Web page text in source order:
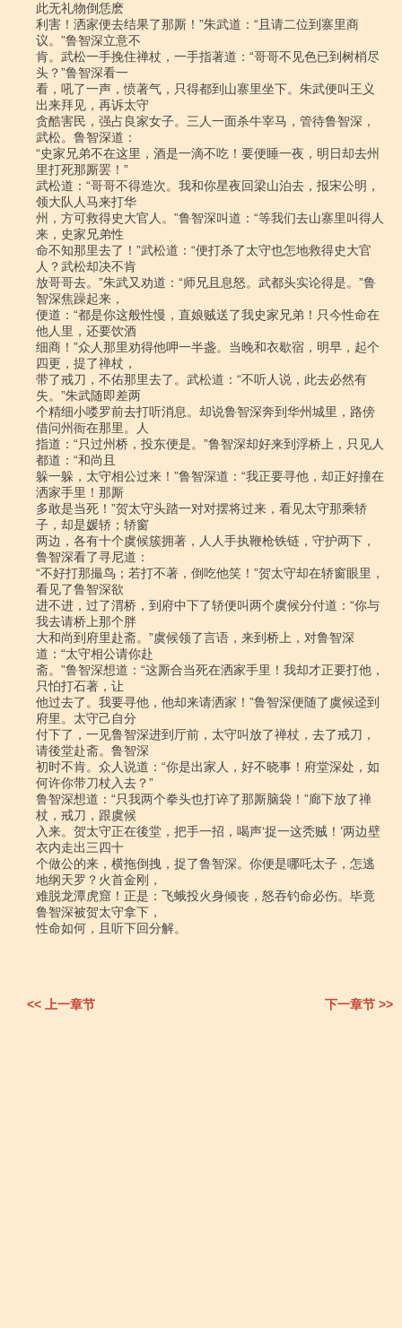
此无礼物倒恁麽
利害！洒家便去结果了那厮！”朱武道：“且请二位到寨里商
议。”鲁智深立意不
肯。武松一手挽住禅杖，一手指著道：“哥哥不见色已到树梢尽
头？”鲁智深看一
看，吼了一声，愤著气，只得都到山寨里坐下。朱武便叫王义
出来拜见，再诉太守
贪酷害民，强占良家女子。三人一面杀牛宰马，管待鲁智深，
武松。鲁智深道：
“史家兄弟不在这里，酒是一滴不吃！要便睡一夜，明日却去州
里打死那厮罢！”
武松道：“哥哥不得造次。我和你星夜回梁山泊去，报宋公明，
领大队人马来打华
州，方可救得史大官人。”鲁智深叫道：“等我们去山寨里叫得人
来，史家兄弟性
命不知那里去了！”武松道：“便打杀了太守也怎地救得史大官
人？武松却决不肯
放哥哥去。”朱武又劝道：“师兄且息怒。武都头实论得是。”鲁
智深焦躁起来，
便道：“都是你这般性慢，直娘贼送了我史家兄弟！只今性命在
他人里，还要饮酒
细商！”众人那里劝得他呷一半盏。当晚和衣歇宿，明早，起个
四更，提了禅杖，
带了戒刀，不佑那里去了。武松道：“不听人说，此去必然有
失。”朱武随即差两
个精细小喽罗前去打听消息。却说鲁智深奔到华州城里，路傍
借问州衙在那里。人
指道：“只过州桥，投东便是。”鲁智深却好来到浮桥上，只见人
都道：“和尚且
躲一躲，太守相公过来！”鲁智深道：“我正要寻他，却正好撞在
洒家手里！那厮
多敢是当死！”贺太守头踏一对对摆将过来，看见太守那乘轿
子，却是媛轿；轿窗
两边，各有十个虞候簇拥著，人人手执鞭枪铁链，守护两下，
鲁智深看了寻尼道：
“不好打那撮鸟；若打不著，倒吃他笑！”贺太守却在轿窗眼里，
看见了鲁智深欲
进不进，过了渭桥，到府中下了轿便叫两个虞候分付道：“你与
我去请桥上那个胖
大和尚到府里赴斋。”虞候领了言语，来到桥上，对鲁智深
道：“太守相公请你赴
斋。”鲁智深想道：“这厮合当死在洒家手里！我却才正要打他，
只怕打石著，让
他过去了。我要寻他，他却来请洒家！”鲁智深便随了虞候迳到
府里。太守己自分
付下了，一见鲁智深进到厅前，太守叫放了禅杖，去了戒刀，
请後堂赴斋。鲁智深
初时不肯。众人说道：“你是出家人，好不晓事！府堂深处，如
何许你带刀杖入去？”
鲁智深想道：“只我两个拳头也打谇了那厮脑袋！”廊下放了禅
杖，戒刀，跟虞候
入来。贺太守正在後堂，把手一招，喝声‘捉一这秃贼！’两边壁
衣内走出三四十
个做公的来，横拖倒拽，捉了鲁智深。你便是哪吒太子，怎逃
地纲天罗？火首金刚，
难脱龙潭虎窟！正是：飞蛾投火身倾丧，怒吞钓命必伤。毕竟
鲁智深被贺太守拿下，
性命如何，且听下回分解。
<< 上一章节 下一章节 >>